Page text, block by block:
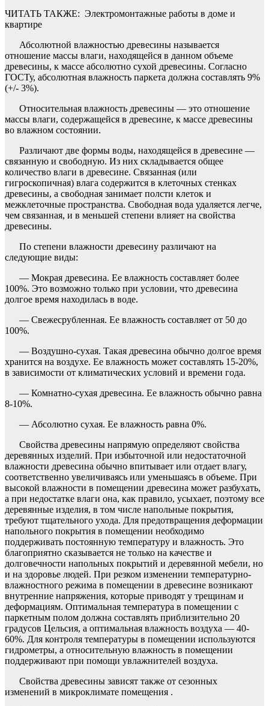
ЧИТАТЬ ТАКЖЕ: Электромонтажные работы в доме и
квартире
Абсолютной влажностью древесины называется
отношение массы влаги, находящейся в данном объеме
древесины, к массе абсолютно сухой древесины. Согласно
ГОСТу, абсолютная влажность паркета должна составлять 9%
(+/- 3%).
Относительная влажность древесины — это отношение
массы влаги, содержащейся в древесине, к массе древесины
во влажном состоянии.
Различают две формы воды, находящейся в древесине —
связанную и свободную. Из них складывается общее
количество влаги в древесине. Связанная (или
гигроскопичная) влага содержится в клеточных стенках
древесины, а свободная занимает полсти клеток и
межклеточные пространства. Свободная вода удаляется легче,
чем связанная, и в меньшей степени влияет на свойства
древесины.
По степени влажности древесину различают на
следующие виды:
— Мокрая древесина. Ее влажность составляет более
100%. Это возможно только при условии, что древесина
долгое время находилась в воде.
— Свежесрубленная. Ее влажность составляет от 50 до
100%.
— Воздушно-сухая. Такая древесина обычно долгое время
хранится на воздухе. Ее влажность может составлять 15-20%,
в зависимости от климатических условий и времени года.
— Комнатно-сухая древесина. Ее влажность обычно равна
8-10%.
— Абсолютно сухая. Ее влажность равна 0%.
Свойства древесины напрямую определяют свойства
деревянных изделий. При избыточной или недостаточной
влажности древесина обычно впитывает или отдает влагу,
соответственно увеличиваясь или уменьшаясь в объеме. При
высокой влажности в помещении древесина может разбухать,
а при недостатке влаги она, как правило, усыхает, поэтому все
деревянные изделия, в том числе напольные покрытия,
требуют тщательного ухода. Для предотвращения деформации
напольного покрытия в помещении необходимо
поддерживать постоянную температуру и влажность. Это
благоприятно сказывается не только на качестве и
долговечности напольных покрытий и деревянной мебели, но
и на здоровье людей. При резком изменении температурно-
влажностного режима в помещении в древесине возникают
внутренние напряжения, которые приводят у трещинам и
деформациям. Оптимальная температура в помещении с
паркетным полом должна составлять приблизительно 20
градусов Цельсия, а оптимальная влажность воздуха — 40-
60%. Для контроля температуры в помещении используются
гидрометры, а относительную влажность в помещении
поддерживают при помощи увлажнителей воздуха.
Свойства древесины зависят также от сезонных
изменений в микроклимате помещения .